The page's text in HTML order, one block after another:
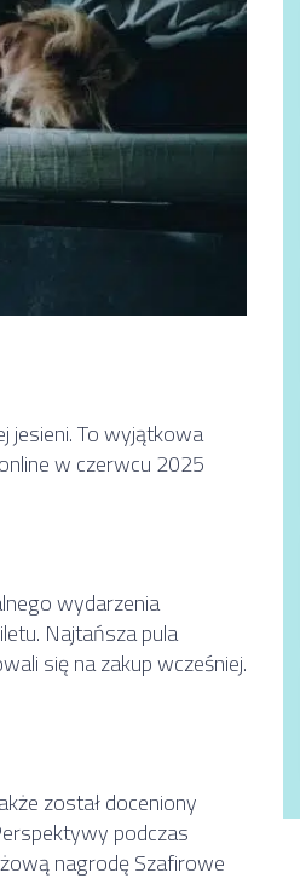
jesieni. To wyjątkowa
w czerwcu 2025
wydarzenia
Najtańsza pula
się na zakup wcześniej.
został doceniony
podczas
nagrodę Szafirowe